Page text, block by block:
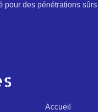
pour des pénétrations
Accueil